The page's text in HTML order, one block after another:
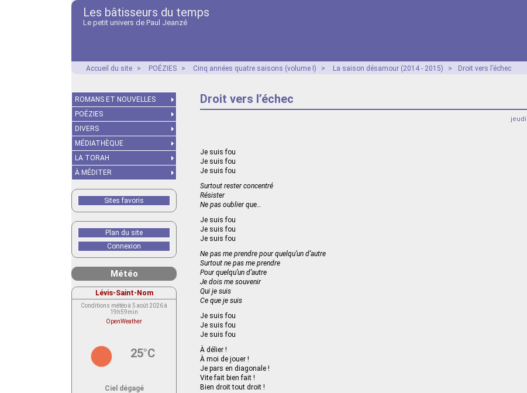
Les bâtisseurs du temps
Le petit univers de Paul Jeanzé
Accueil du site > POÉZIES > Cinq années quatre saisons (volume I) > La saison désamour (2014 - 2015) > Droit vers l’échec
Droit vers l’échec
Je suis fou
Je suis fou
Je suis fou
Surtout rester concentré
Résister
Ne pas oublier que…
Je suis fou
Je suis fou
Je suis fou
Ne pas me prendre pour quelqu’un d’autre
Surtout ne pas me prendre
Pour quelqu’un d’autre
Je dois me souvenir
Qui je suis
Ce que je suis
Je suis fou
Je suis fou
Je suis fou
À délier !
À moi de jouer !
Je pars en diagonale !
Vite fait bien fait !
Bien droit tout droit !
ROMANS ET NOUVELLES
POÉZIES
DIVERS
MÉDIATHÈQUE
LA TORAH
À MÉDITER
Sites favoris
Plan du site
Connexion
Météo
Lévis-Saint-Nom
Conditions météo à 5 août 2026 à
19h59min
OpenWeather
25°C
Ciel dégagé